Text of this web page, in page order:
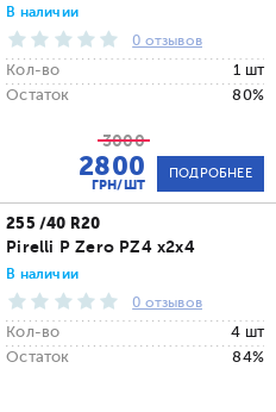
В наличии
0 отзывов
Кол-во
1 шт
Остаток
80%
3000
2800
ГРН/ШТ
ПОДРОБНЕЕ
255 /40 R20
Pirelli P Zero PZ4 x2x4
В наличии
0 отзывов
Кол-во
4 шт
Остаток
84%